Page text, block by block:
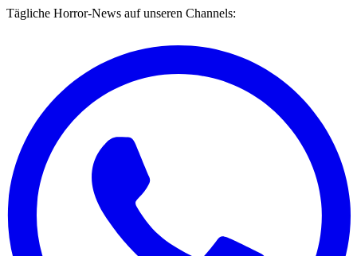
Tägliche Horror-News auf unseren Channels: